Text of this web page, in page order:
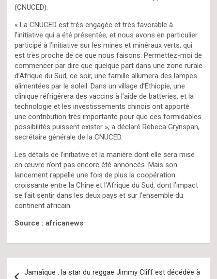
(CNUCED).
« La CNUCED est très engagée et très favorable à
l’initiative qui a été présentée, et nous avons en particulier
participé à l’initiative sur les mines et minéraux verts, qui
est très proche de ce que nous faisons. Permettez-moi de
commencer par dire que quelque part dans une zone rurale
d’Afrique du Sud, ce soir, une famille allumera des lampes
alimentées par le soleil. Dans un village d’Éthiopie, une
clinique réfrigérera des vaccins à l’aide de batteries, et la
technologie et les investissements chinois ont apporté
une contribution très importante pour que ces formidables
possibilités puissent exister », a déclaré Rebeca Grynspan,
secrétaire générale de la CNUCED.
Les détails de l’initiative et la manière dont elle sera mise
en œuvre n’ont pas encore été annoncés. Mais son
lancement rappelle une fois de plus la coopération
croissante entre la Chine et l’Afrique du Sud, dont l’impact
se fait sentir dans les deux pays et sur l’ensemble du
continent africain.
Source : africanews
Jamaïque : la star du reggae Jimmy Cliff est décédée à